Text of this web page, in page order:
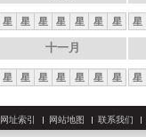
星 星 星 星 星 星 星 星
十一月
星 星 星 星 星 星 星 星
网址索引 网站地图 联系我们